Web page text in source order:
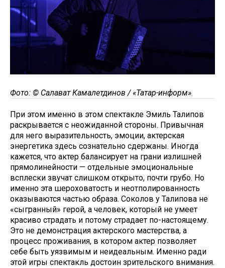
Фото: © Салават Камалетдинов / «Татар-информ»
При этом именно в этом спектакле Эмиль Талипов
раскрывается с неожиданной стороны. Привычная
для него выразительность, эмоции, актерская
энергетика здесь сознательно сдержаны. Иногда
кажется, что актер балансирует на грани излишней
прямолинейности — отдельные эмоциональные
всплески звучат слишком открыто, почти грубо. Но
именно эта шероховатость и неотполированность
оказываются частью образа. Соколов у Талипова не
«сыгранный» герой, а человек, который не умеет
красиво страдать и потому страдает по-настоящему.
Это не демонстрация актерского мастерства, а
процесс проживания, в котором актер позволяет
себе быть уязвимым и неидеальным. Именно ради
этой игры спектакль достоин зрительского внимания.